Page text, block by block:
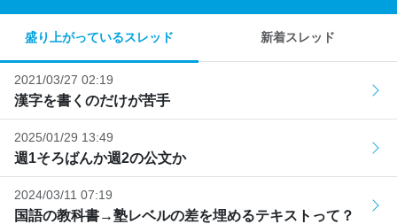
盛り上がっているスレッド 新着スレッド
2021/03/27 02:19
漢字を書くのだけが苦手
2025/01/29 13:49
週1そろばんか週2の公文か
2024/03/11 07:19
国語の教科書→塾レベルの差を埋めるテキストって？